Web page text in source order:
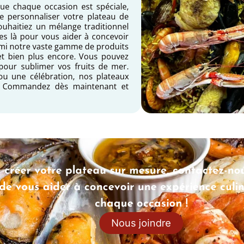
chaque occasion est spéciale,
personnaliser votre plateau de
un mélange traditionnel
là pour vous aider à concevoir
notre vaste gamme de produits
bien plus encore. Vous pouvez
sublimer vos fruits de mer.
une célébration, nos plateaux
dès maintenant et
créer votre plateau sur mesure, contactez-
vous aider à concevoir une expérience
chaque occasion !
Nous joindre